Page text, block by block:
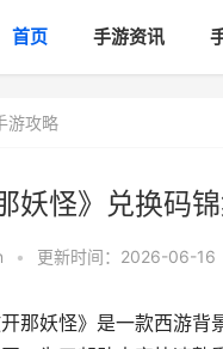
首页 手游资讯
游攻略
妖怪》兑换码
• 更新时间：2026-06-16
那妖怪》是一款西游背